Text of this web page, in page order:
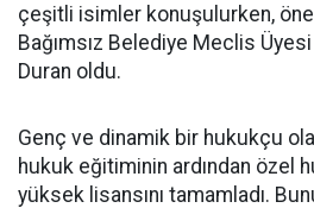
çeşitli isimler konuşulurken,
Bağımsız Belediye Meclis
Duran oldu.
Genç ve dinamik bir hukukçu
hukuk eğitiminin ardından özel
yüksek lisansını tamamladı.